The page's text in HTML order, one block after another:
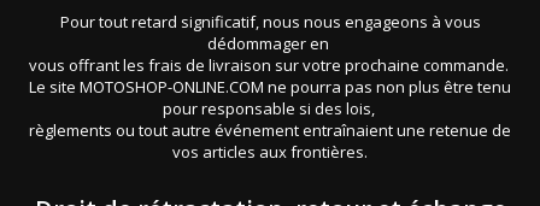
Pour tout retard significatif, nous nous engageons à vous
dédommager en
vous offrant les frais de livraison sur votre prochaine commande.
Le site MOTOSHOP-ONLINE.COM ne pourra pas non plus être tenu
pour responsable si des lois,
règlements ou tout autre événement entraînaient une retenue de
vos articles aux frontières.